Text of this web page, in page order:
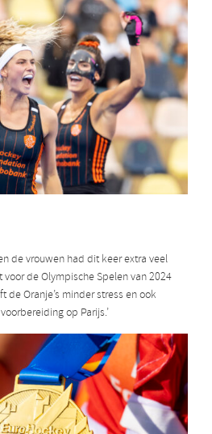
de vrouwen had dit keer extra veel
de Olympische Spelen van 2024
de Oranje’s minder stress en ook
op Parijs.’